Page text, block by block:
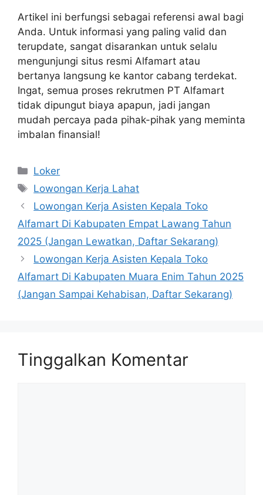
Artikel ini berfungsi sebagai referensi awal bagi
Anda. Untuk informasi yang paling valid dan
terupdate, sangat disarankan untuk selalu
mengunjungi situs resmi Alfamart atau
bertanya langsung ke kantor cabang terdekat.
Ingat, semua proses rekrutmen PT Alfamart
tidak dipungut biaya apapun, jadi jangan
mudah percaya pada pihak-pihak yang meminta
imbalan finansial!
Kategori
Loker
Tag
Lowongan Kerja Lahat
Lowongan Kerja Asisten Kepala Toko
Alfamart Di Kabupaten Empat Lawang Tahun
2025 (Jangan Lewatkan, Daftar Sekarang)
Lowongan Kerja Asisten Kepala Toko
Alfamart Di Kabupaten Muara Enim Tahun 2025
(Jangan Sampai Kehabisan, Daftar Sekarang)
Tinggalkan Komentar